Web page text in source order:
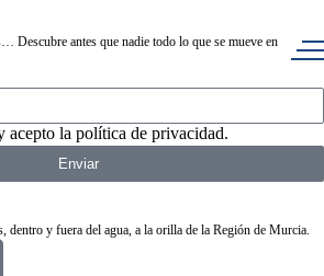
Descubre antes que nadie todo lo que se mueve en
acepto la política de privacidad.
Enviar
dentro y fuera del agua, a la orilla de la Región de Murcia.